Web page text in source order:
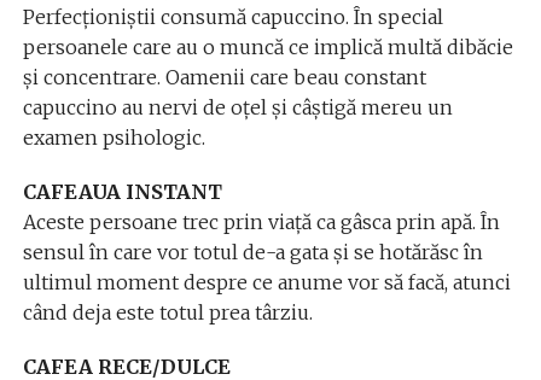
Perfecționiștii consumă capuccino. În special
persoanele care au o muncă ce implică multă dibăcie
și concentrare. Oamenii care beau constant
capuccino au nervi de oțel și câștigă mereu un
examen psihologic.
CAFEAUA INSTANT
Aceste persoane trec prin viață ca gâsca prin apă. În
sensul în care vor totul de-a gata și se hotărăsc în
ultimul moment despre ce anume vor să facă, atunci
când deja este totul prea târziu.
CAFEA RECE/DULCE